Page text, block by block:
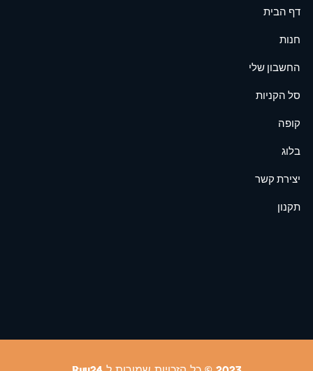
דף הבית
חנות
החשבון שלי
סל הקניות
קופה
בלוג
יצירת קשר
תקנון